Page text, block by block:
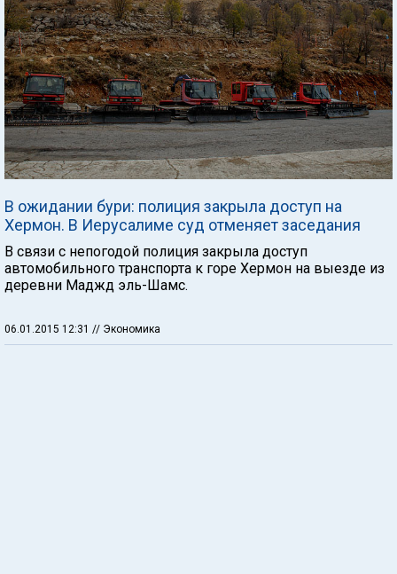
В ожидании бури: полиция закрыла доступ на
Хермон. В Иерусалиме суд отменяет заседания
В связи с непогодой полиция закрыла доступ
автомобильного транспорта к горе Хермон на выезде из
деревни Маджд эль-Шамс.
06.01.2015 12:31 // Экономика